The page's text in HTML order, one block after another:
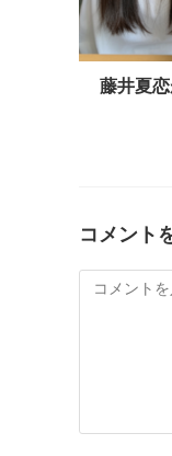
藤井夏
コメント